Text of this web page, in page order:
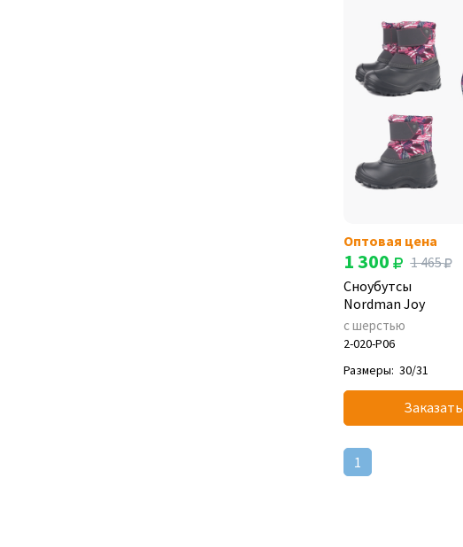
Оптовая цена
1 300
1 465
Сноубутсы
Nordman Joy
с шерстью
2-020-P06
Размеры: 30/31
Заказать
1